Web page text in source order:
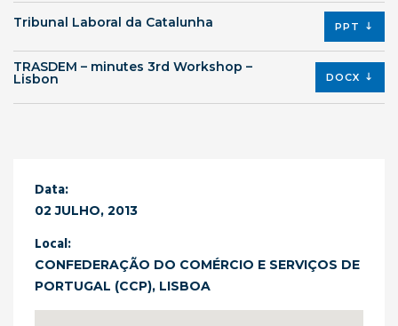
Tribunal Laboral da Catalunha PPT
TRASDEM – minutes 3rd Workshop –
Lisbon DOCX
Data:
02 JULHO, 2013
Local:
CONFEDERAÇÃO DO COMÉRCIO E SERVIÇOS DE
PORTUGAL (CCP), LISBOA